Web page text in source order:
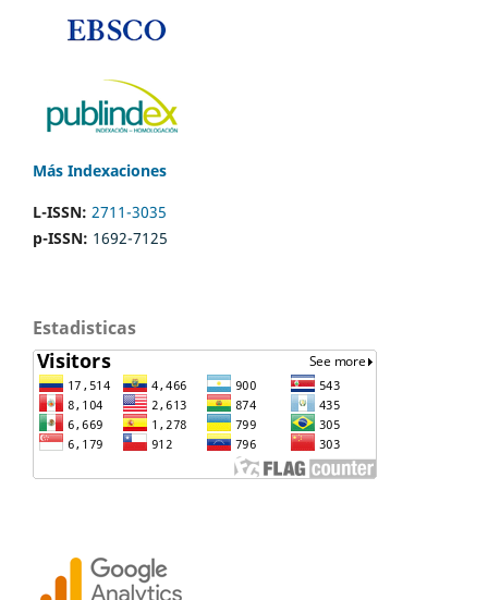
Más Indexaciones
L-ISSN: 2711-3035
p-ISSN: 1692-7125
Estadisticas